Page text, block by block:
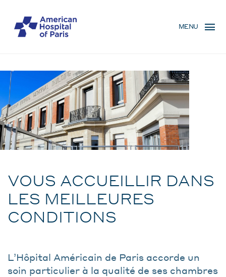
contenu
MENU
MOBILE
MENU
FIL
D'ARIANE
VOUS ACCUEILLIR DANS
LES MEILLEURES
CONDITIONS
L’Hôpital Américain de Paris accorde un
soin particulier à la qualité de ses chambres